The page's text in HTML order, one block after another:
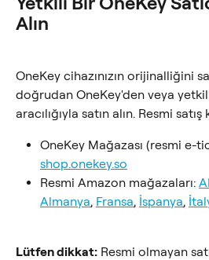
Alın
OneKey cihazınızın orijinalliğini
doğrudan OneKey'den veya yetkili
aracılığıyla satın alın. Resmi
OneKey Mağazası (resmi e-
shop.onekey.so
Resmi Amazon mağazaları:
Almanya, Fransa, İspanya,
Lütfen dikkat: Resmi olmayan